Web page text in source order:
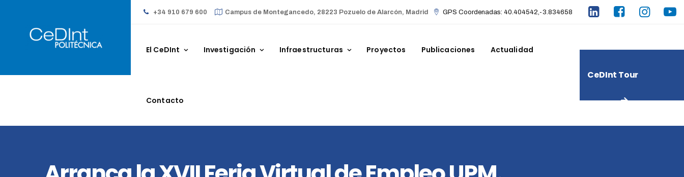
+34 910 679 600 Campus de Montegancedo, 28223 Pozuelo de Alarcón, Madrid GPS Coordenadas: 40.404542,-3.834658
El CeDInt Investigación Infraestructuras Proyectos Publicaciones Actualidad
Contacto
CeDInt Tour
Virtual